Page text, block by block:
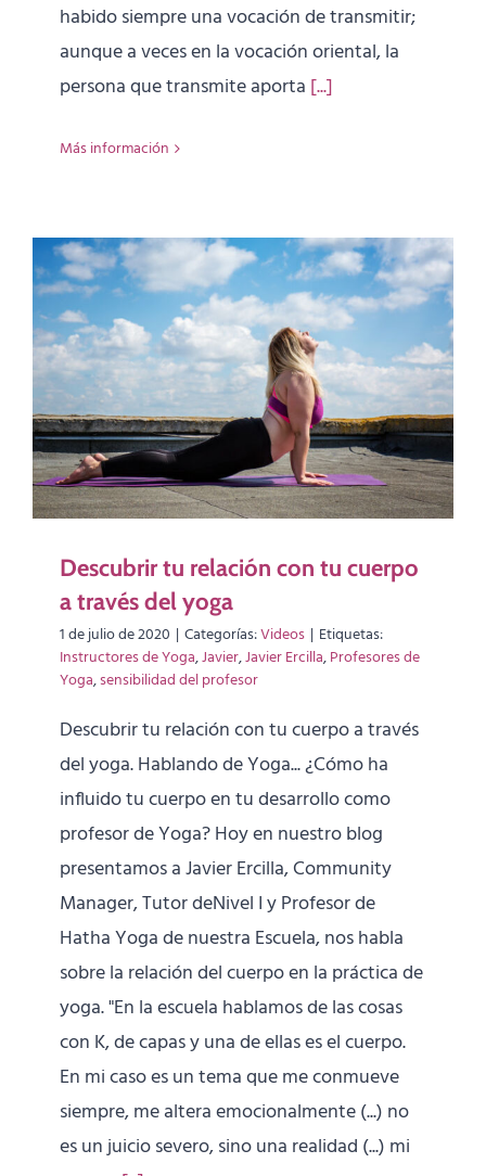
habido siempre una vocación de transmitir;
aunque a veces en la vocación oriental, la
persona que transmite aporta [...]
Más información
Descubrir tu relación con tu cuerpo
a través del yoga
1 de julio de 2020 | Categorías:Videos | Etiquetas:
Instructores de Yoga,Javier,Javier Ercilla,Profesores de
Yoga,sensibilidad del profesor
Descubrir tu relación con tu cuerpo a través
del yoga. Hablando de Yoga... ¿Cómo ha
influido tu cuerpo en tu desarrollo como
profesor de Yoga? Hoy en nuestro blog
presentamos a Javier Ercilla, Community
Manager, Tutor deNivel I y Profesor de
Hatha Yoga de nuestra Escuela, nos habla
sobre la relación del cuerpo en la práctica de
yoga. "En la escuela hablamos de las cosas
con K, de capas y una de ellas es el cuerpo.
En mi caso es un tema que me conmueve
siempre, me altera emocionalmente (...) no
es un juicio severo, sino una realidad (...) mi